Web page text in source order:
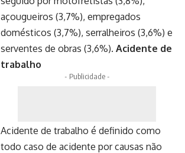
açougueiros (3,7%), empregados
domésticos (3,7%), serralheiros (3,6%) e
serventes de obras (3,6%). Acidente de
trabalho
- Publicidade -
Acidente de trabalho é definido como
todo caso de acidente por causas não